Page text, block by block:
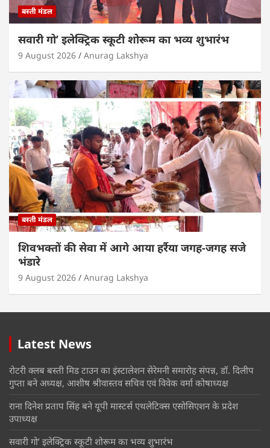
बस्ती मंडल
सवारी गो’ इलेक्ट्रिक स्कूटी शोरूम का भव्य शुभारंभ
9 August 2026 Anurag Lakshya
बस्ती मंडल
शिवभक्तों की सेवा में आगे आया हर्रैया जगह-जगह सजे
भंडारे
9 August 2026 Anurag Lakshya
Latest News
रोटरी क्लब बस्ती मिड टाउन का इंस्टालेशन सेरेमनी समारोह संपन्न, डॉ. दिलीप
गुप्ता बने अध्यक्ष, आशीष श्रीवास्तव सचिव एवं विवेक वर्मा कोषाध्यक्ष
राना दिनेश प्रताप सिंह बने यूपी मास्टर्स एथलेटिक्स एसोसिएशन के प्रदेश
उपाध्यक्ष
सवारी गो’ इलेक्ट्रिक स्कूटी शोरूम का भव्य शुभारंभ